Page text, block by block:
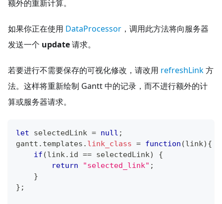
额外的重新计算。
如果你正在使用 DataProcessor ，调用此方法将向服务器
发送一个 update请求。
若要进行不需要保存的可视化修改，请改用 refreshLink方
法。这样将重新绘制 Gantt 中的记录，而不进行额外的计
算或服务器请求。
let selectedLink = null ;
gantt . templates . link_class = function (link) {
if (link. id == selectedLink)
{
return
"selected_link" ;
}
} ;